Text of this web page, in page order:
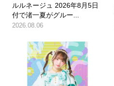
ルルネージュ 2026年8月5日
付で渚一夏がグルー...
2026.08.06